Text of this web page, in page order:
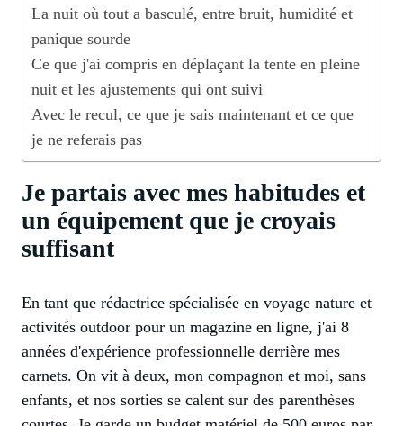
La nuit où tout a basculé, entre bruit, humidité et
panique sourde
Ce que j'ai compris en déplaçant la tente en pleine
nuit et les ajustements qui ont suivi
Avec le recul, ce que je sais maintenant et ce que
je ne referais pas
Je partais avec mes habitudes et
un équipement que je croyais
suffisant
En tant que rédactrice spécialisée en voyage nature et
activités outdoor pour un magazine en ligne, j'ai 8
années d'expérience professionnelle derrière mes
carnets. On vit à deux, mon compagnon et moi, sans
enfants, et nos sorties se calent sur des parenthèses